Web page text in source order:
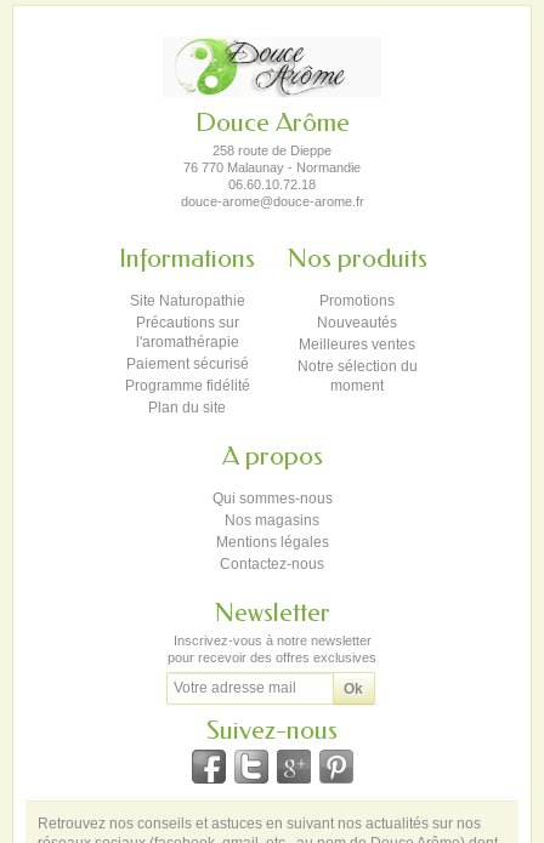
Douce Arôme
258 route de Dieppe
76 770 Malaunay - Normandie
06.60.10.72.18
douce-arome@douce-arome.fr
Informations
Site Naturopathie
Précautions sur
l'aromathérapie
Paiement sécurisé
Programme fidélité
Plan du site
Nos produits
Promotions
Nouveautés
Meilleures ventes
Notre sélection du
moment
A propos
Qui sommes-nous
Nos magasins
Mentions légales
Contactez-nous
Newsletter
Inscrivez-vous à notre newsletter
pour recevoir des offres exclusives
Suivez-nous
Retrouvez nos conseils et astuces en suivant nos actualités sur nos